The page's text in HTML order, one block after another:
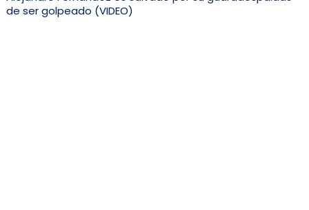
de ser golpeado (VIDEO)